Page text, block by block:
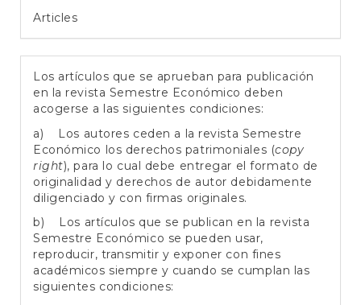
Articles
Los artículos que se aprueban para publicación
en la revista Semestre Económico deben
acogerse a las siguientes condiciones:
a) Los autores ceden a la revista Semestre
Económico los derechos patrimoniales (copy
right), para lo cual debe entregar el formato de
originalidad y derechos de autor debidamente
diligenciado y con firmas originales.
b) Los artículos que se publican en la revista
Semestre Económico se pueden usar,
reproducir, transmitir y exponer con fines
académicos siempre y cuando se cumplan las
siguientes condiciones: